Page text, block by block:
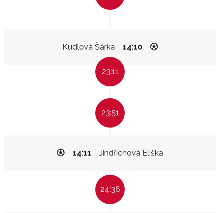
Kudlová Šárka 14:10
23:11
23:51
Jindřichová Eliška
14:11
24:36